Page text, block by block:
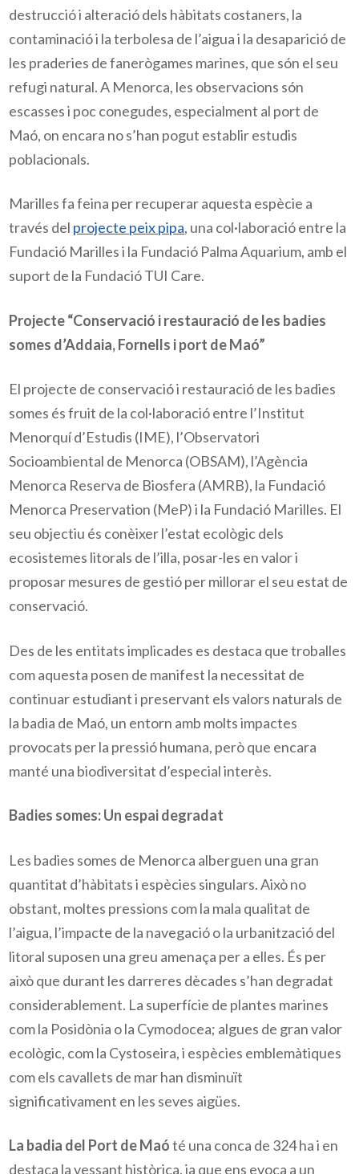
destrucció i alteració dels hàbitats costaners, la
contaminació i la terbolesa de l’aigua i la desaparició de
les praderies de fanerògames marines, que són el seu
refugi natural. A Menorca, les observacions són
escasses i poc conegudes, especialment al port de
Maó, on encara no s’han pogut establir estudis
poblacionals.
Marilles fa feina per recuperar aquesta espècie a
través del projecte peix pipa, una col·laboració entre la
Fundació Marilles i la Fundació Palma Aquarium, amb el
suport de la Fundació TUI Care.
Projecte “Conservació i restauració de les badies
somes d’Addaia, Fornells i port de Maó”
El projecte de conservació i restauració de les badies
somes és fruit de la col·laboració entre l’Institut
Menorquí d’Estudis (IME), l’Observatori
Socioambiental de Menorca (OBSAM), l’Agència
Menorca Reserva de Biosfera (AMRB), la Fundació
Menorca Preservation (MeP) i la Fundació Marilles. El
seu objectiu és conèixer l’estat ecològic dels
ecosistemes litorals de l’illa, posar-les en valor i
proposar mesures de gestió per millorar el seu estat de
conservació.
Des de les entitats implicades es destaca que troballes
com aquesta posen de manifest la necessitat de
continuar estudiant i preservant els valors naturals de
la badia de Maó, un entorn amb molts impactes
provocats per la pressió humana, però que encara
manté una biodiversitat d’especial interès.
Badies somes: Un espai degradat
Les badies somes de Menorca alberguen una gran
quantitat d’hàbitats i espècies singulars. Això no
obstant, moltes pressions com la mala qualitat de
l’aigua, l’impacte de la navegació o la urbanització del
litoral suposen una greu amenaça per a elles. És per
això que durant les darreres dècades s’han degradat
considerablement. La superfície de plantes marines
com la Posidònia o la Cymodocea; algues de gran valor
ecològic, com la Cystoseira, i espècies emblemàtiques
com els cavallets de mar han disminuït
significativament en les seves aigües.
La badia del Port de Maóté una conca de 324 ha i en
destaca la vessant històrica, ja que ens evoca a un